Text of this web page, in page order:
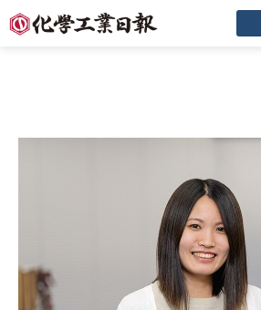
セミナー
創立90周年記念サイト
企業情報
採用情報